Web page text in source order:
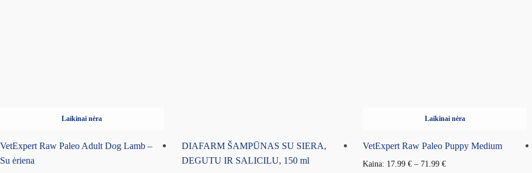
Laikinai nėra
VetExpert Raw Paleo Adult Dog Lamb –
Su ėriena
DIAFARM ŠAMPŪNAS SU SIERA,
DEGUTU IR SALICILU, 150 ml
Laikinai nėra
VetExpert Raw Paleo Puppy Medium
Kaina: 17.99€ – 71.99€